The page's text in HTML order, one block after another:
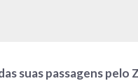
suas passagens pelo